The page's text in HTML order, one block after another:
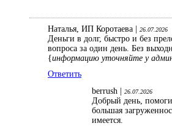
Наталья, ИП Коротаева | 26.07.2026
Деньги в долг, быстро и без
вопроса за один день. Без
{информацию уточняйте у
Ответить
berrush |
26.07.2026
Добрый день,
большая
имеется.